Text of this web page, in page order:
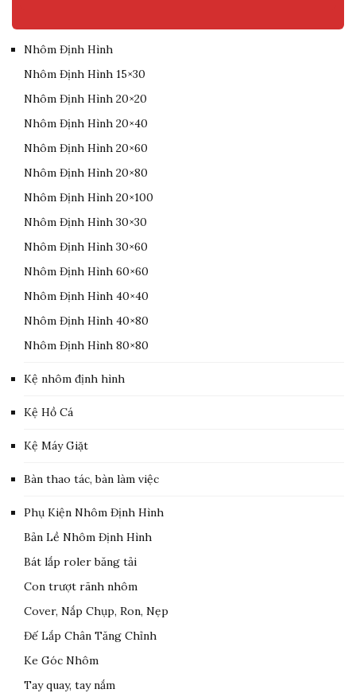
Nhôm Định Hình
Nhôm Định Hình 15×30
Nhôm Định Hình 20×20
Nhôm Định Hình 20×40
Nhôm Định Hình 20×60
Nhôm Định Hình 20×80
Nhôm Định Hình 20×100
Nhôm Định Hình 30×30
Nhôm Định Hình 30×60
Nhôm Định Hình 60×60
Nhôm Định Hình 40×40
Nhôm Định Hình 40×80
Nhôm Định Hình 80×80
Kệ nhôm định hình
Kệ Hồ Cá
Kệ Máy Giặt
Bàn thao tác, bàn làm việc
Phụ Kiện Nhôm Định Hình
Bản Lề Nhôm Định Hình
Bát lắp roler băng tải
Con trượt rãnh nhôm
Cover, Nắp Chụp, Ron, Nẹp
Đế Lắp Chân Tăng Chỉnh
Ke Góc Nhôm
Tay quay, tay nắm